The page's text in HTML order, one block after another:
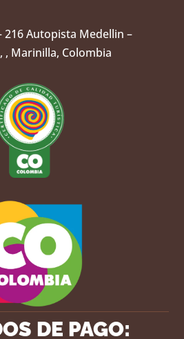
216 Autopista Medellin –
, Marinilla, Colombia
DE PAGO: